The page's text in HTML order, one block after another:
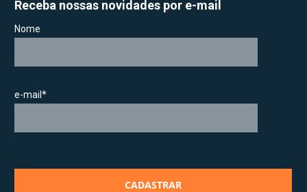
Receba nossas novidades por e-mail
Nome
e-mail*